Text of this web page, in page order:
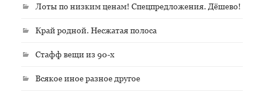
Лоты по низким ценам! Спецпредложения. Дёшево!
Край родной. Несжатая полоса
Стафф вещи из 90-х
Всякое иное разное другое